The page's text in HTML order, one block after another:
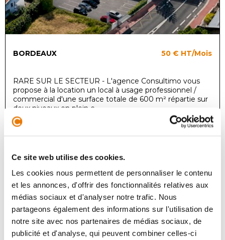
Ce site web utilise des cookies.
Les cookies nous permettent de personnaliser le contenu
et les annonces, d'offrir des fonctionnalités relatives aux
médias sociaux et d'analyser notre trafic. Nous
partageons également des informations sur l'utilisation de
notre site avec nos partenaires de médias sociaux, de
publicité et d'analyse, qui peuvent combiner celles-ci
BORDEAUX 50 € HT/Mois
RARE SUR LE SECTEUR - L'agence Consultimo vous
propose à la location un local à usage professionnel /
commercial d'une surface totale de 600 m² répartie sur
deux niveaux en plein c...